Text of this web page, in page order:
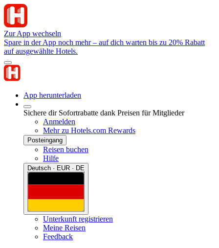
Zur App wechseln
Spare in der App noch mehr – auf dich warten bis zu 20% Rabatt
auf ausgewählte Hotels.
App herunterladen
Sichere dir Sofortrabatte dank Preisen für Mitglieder
Anmelden
Mehr zu Hotels.com Rewards
Posteingang
Reisen buchen
Hilfe
Deutsch · EUR · DE
Unterkunft registrieren
Meine Reisen
Feedback